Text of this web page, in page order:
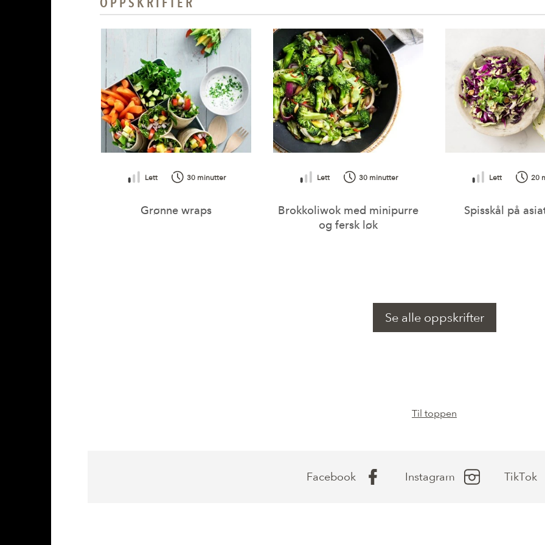
Salt
Vitamin E
Vitamin K
Vitamin C (askorbinsyre)
Vitamin B1 (tiamin)
Vitamin B6 (pyridoksin)
Kalium (K)
Sink (Zn)
Kobber (Cu)
Lett 30 minutter
Grønne wraps
Lett 30 minutter
Brokkoliwok med minipurre
og fersk løk
Lett 20
Spisskål på
Se alle oppskrifter
Til toppen
Facebook Instagram TikTok